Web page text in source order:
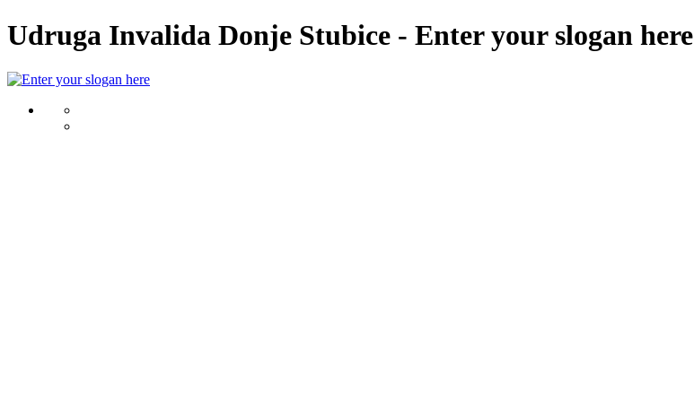
Udruga Invalida Donje Stubice - Enter your slogan here